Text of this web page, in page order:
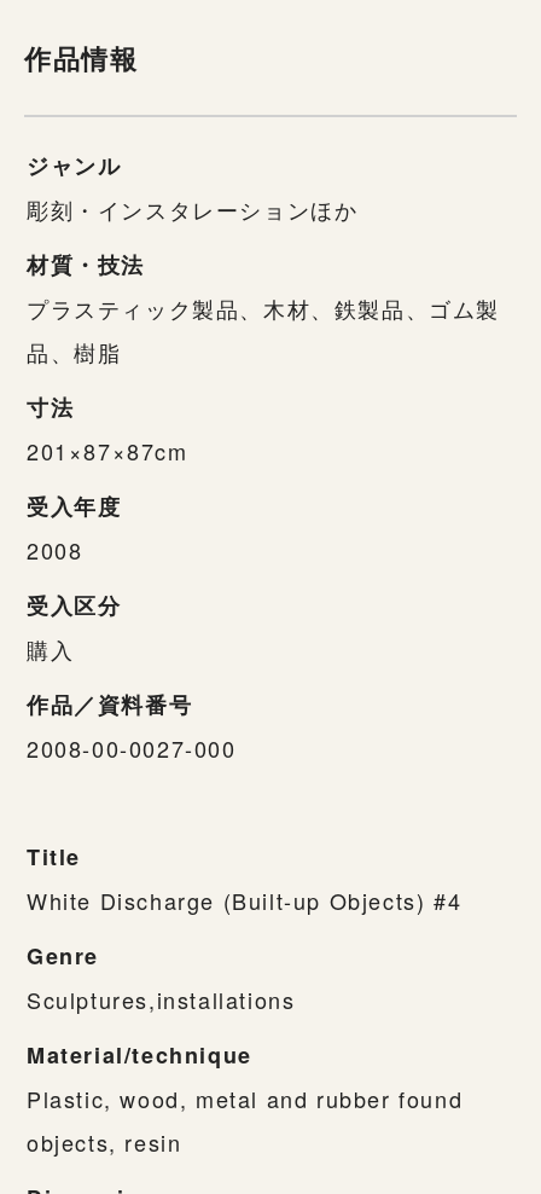
作品情報
ジャンル
彫刻・インスタレーションほか
材質・技法
プラスティック製品、木材、鉄製品、ゴム製
品、樹脂
寸法
201×87×87cm
受入年度
2008
受入区分
購入
作品／資料番号
2008-00-0027-000
Title
White Discharge (Built-up Objects) #4
Genre
Sculptures,installations
Material/technique
Plastic, wood, metal and rubber found
objects, resin